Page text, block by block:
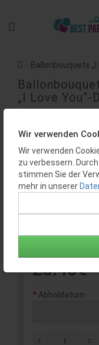
Wir verwenden
Wir verwenden
zu verbessern.
stimmen Sie der
mehr in unserer
Ballonbouquets „I
„I Love
23.48€
Abholdatum